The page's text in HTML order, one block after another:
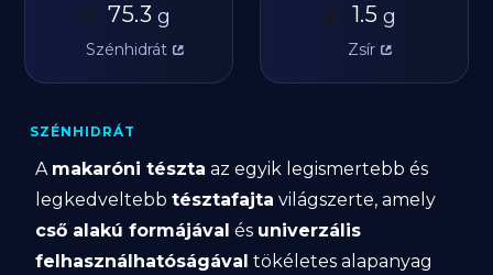
🥔 75.3 g
Szénhidrát
🫒 1.5 g
Zsír
SZÉNHIDRÁT
A makaróni tészta az egyik legismertebb és
legkedveltebbtésztafajta világszerte, amely
cső alakú formájával és univerzális
felhasználhatóságával tökéletes alapanyag